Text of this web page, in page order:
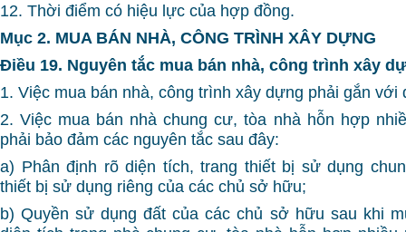
12. Thời điểm có hiệu lực của hợp đồng.
Mục 2. MUA BÁN NHÀ, CÔNG TRÌNH XÂY DỰNG
Điều 19. Nguyên tắc mua bán nhà, công trình xây
1. Việc mua bán nhà, công trình xây dựng phải gắn với
2. Việc mua bán nhà chung cư, tòa nhà hỗn hợp
phải bảo đảm các nguyên tắc sau đây:
a) Phân định rõ diện tích, trang thiết bị sử dụng
thiết bị sử dụng riêng của các chủ sở hữu;
b) Quyền sử dụng đất của các chủ sở hữu sau khi